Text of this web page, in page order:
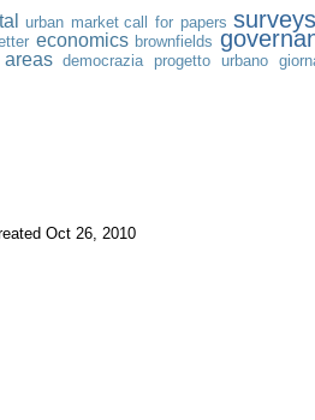
urban market call for papers
economics brownfields
democrazia progetto urbano
Oct 26, 2010